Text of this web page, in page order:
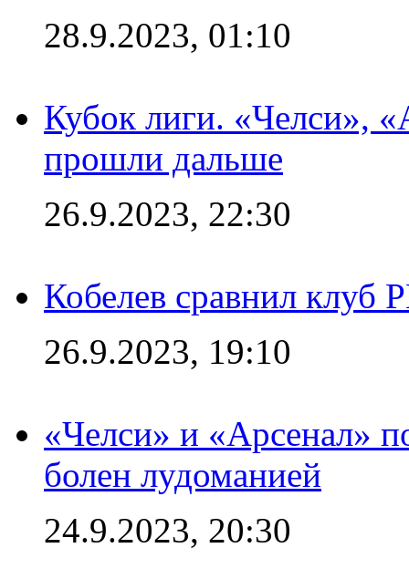
28.9.2023, 01:10
Кубок лиги. «Челси»,
прошли дальше
26.9.2023, 22:30
Кобелев сравнил клуб
26.9.2023, 19:10
«Челси» и «Арсенал»
болен лудоманией
24.9.2023, 20:30